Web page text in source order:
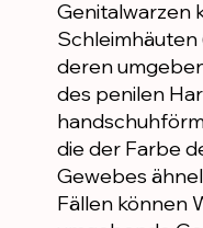
Genitalwarzen
Schleimhäuten
deren
des penilen
die der Farbe
Gewebes
Fällen können